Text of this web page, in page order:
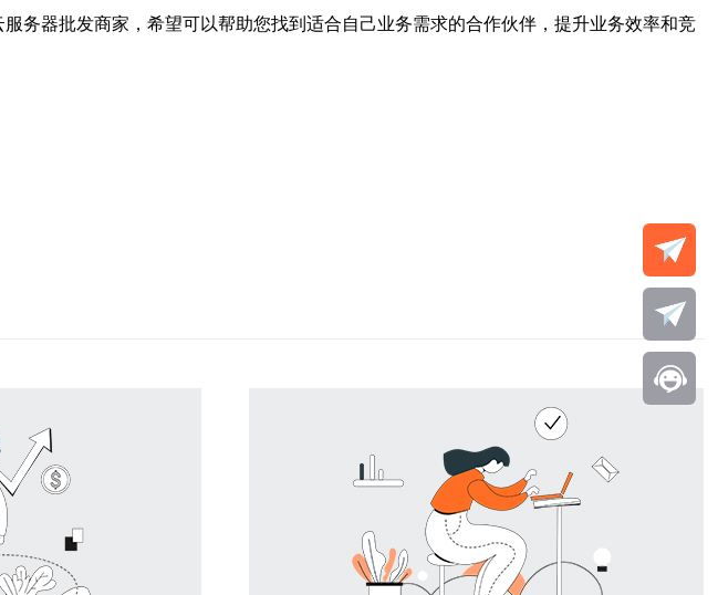
务器批发商家，希望可以帮助您找到适合自己业务需求的合作伙伴，提升业务效率和竞